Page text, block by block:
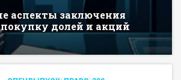
аспекты заключения
долей и акций